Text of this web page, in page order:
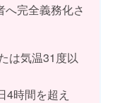
完全義務化さ
は気温31度以
4時間を超え